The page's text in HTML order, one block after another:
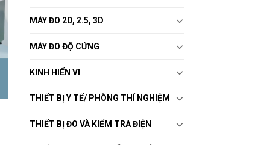
MÁY ĐO 2D, 2.5, 3D
MÁY ĐO ĐỘ CỨNG
KINH HIỂN VI
THIẾT BỊ Y TẾ/ PHÒNG THÍ NGHIỆM
THIẾT BỊ ĐO VÀ KIỂM TRA ĐIỆN